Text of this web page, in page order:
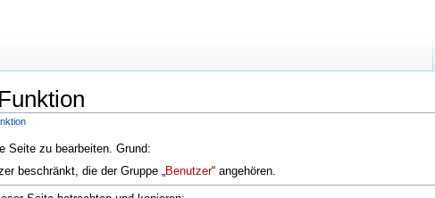
Seite zu bearbeiten. Grund:
beschränkt, die der Gruppe „
Benutzer“ angehören.